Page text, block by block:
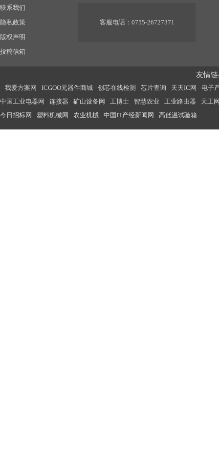
联系我们
隐私政策
版权声明
投稿信箱
客服电话：0755-26727371
友情
我爱方案网 ICGOO元器件商城 创芯在线检测 芯片查询 天天IC网
电子
中国工业电器网
连接器 矿山设备网 工博士 智慧农业 工业路由器
天工
今日招标网
塑料机械网 农业机械 中国IT产经新闻网 高低温试验箱